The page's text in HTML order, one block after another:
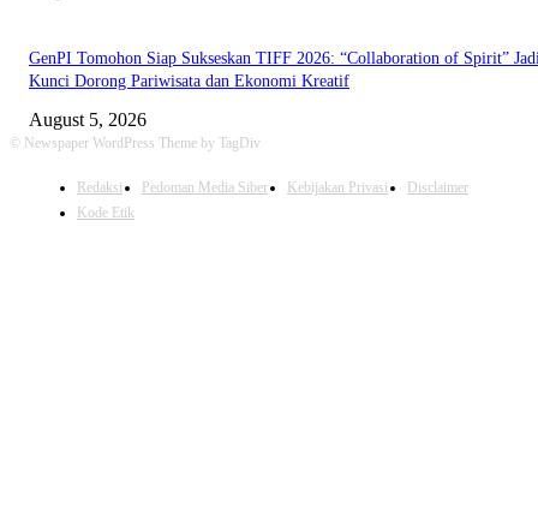
GenPI Tomohon Siap Sukseskan TIFF 2026: “Collaboration of Spirit”
Kunci Dorong Pariwisata dan Ekonomi Kreatif
August 5, 2026
© Newspaper WordPress Theme by TagDiv
Redaksi Pedoman Media Siber Kebijakan Privasi
Disclaimer
Kode Etik